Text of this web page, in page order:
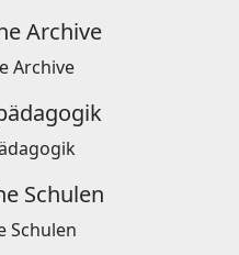
Archive
Schulen